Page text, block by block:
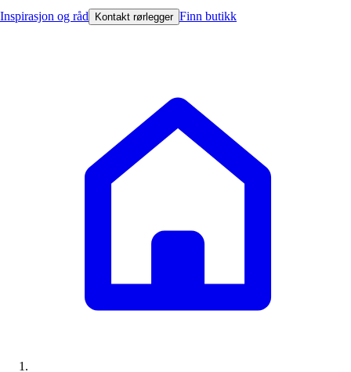
Inspirasjon og råd Kontakt rørlegger Finn butikk